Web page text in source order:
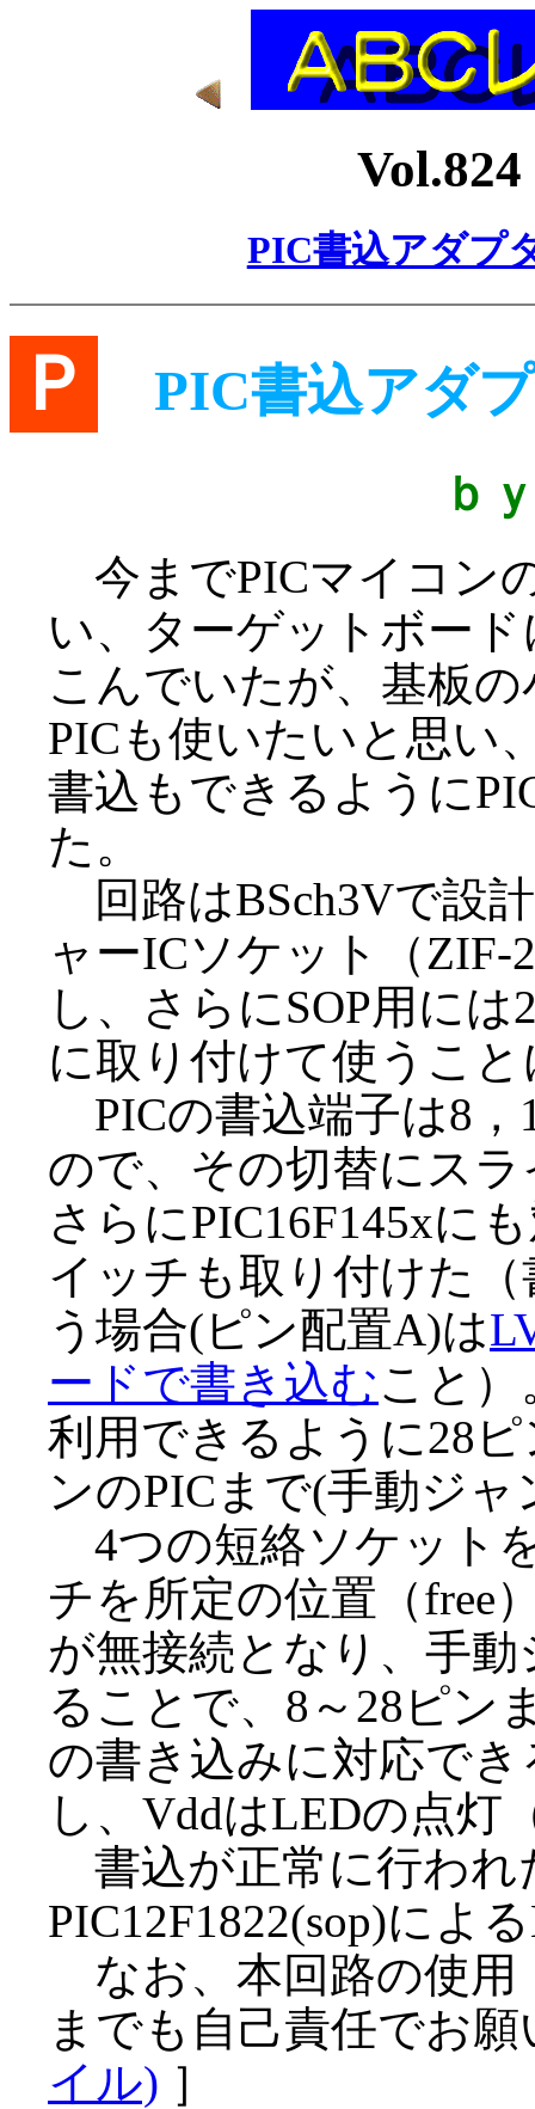
PIC書込アダプ
Ｐ PIC書込アダ
ｂ
今までPICマイコン
い、ターゲットボー
こんでいたが、基板
PICも使いたいと思い
書込もできるように
た。
回路はBSch3Vで設
ャーICソケット（ZIF-
し、さらにSOP用に
に取り付けて使うこ
PICの書込端子は8，
ので、その切替にス
さらにPIC16F145xに
イッチも取り付けた
う場合(ピン配置A)は
ードで書き込むこと）
利用できるように28
ンのPICまで(手動ジ
4つの短絡ソケット
チを所定の位置（free
が無接続となり、手
ることで、8～28ピン
の書き込みに対応で
し、VddはLEDの点灯
書込が正常に行われ
PIC12F1822(sop)によ
なお、本回路の使用
までも自己責任でお
イル) ］